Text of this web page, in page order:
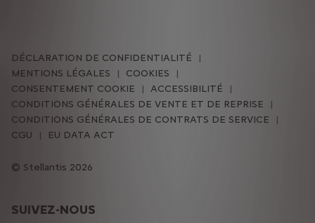
SUIVEZ-NOUS
Stellantis 2026
DÉCLARATION DE CONFIDENTIALITÉ
MENTIONS LÉGALES
COOKIES
CONSENTEMENT COOKIE
ACCESSIBILITÉ
CONDITIONS GÉNÉRALES DE VENTE ET DE REPRISE
CONDITIONS GÉNÉRALES DE CONTRATS DE SERVICE
CGU
EU DATA ACT